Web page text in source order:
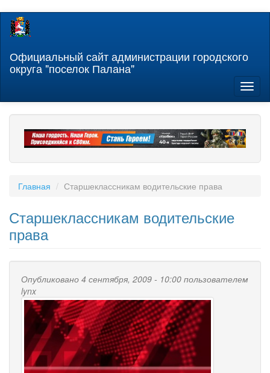
Перейти
содержанию
Официальный сайт администрации городского
округа "поселок Палана"
Главная Старшеклассникам водительские права
Старшеклассникам водительские
права
Опубликовано 4 сентября, 2009 - 10:00 пользователем
lynx